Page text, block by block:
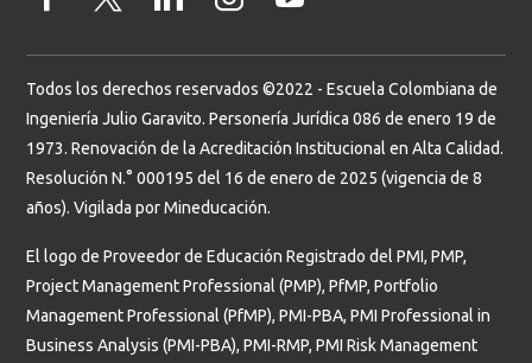
Todos los derechos reservados ©2022 - Escuela Colombiana de
Ingeniería Julio Garavito. Personería Jurídica 086 de enero 19 de
1973. Renovación de la Acreditación Institucional en Alta Calidad.
Resolución N.° 000195 del 16 de enero de 2025 (vigencia de 8
años). Vigilada por Mineducación.
El logo de Proveedor de Educación Registrado del PMI, PMP,
Project Management Professional (PMP), PfMP, Portfolio
Management Professional (PfMP), PMI-PBA, PMI Professional in
Business Analysis (PMI-PBA), PMI-RMP, PMI Risk Management